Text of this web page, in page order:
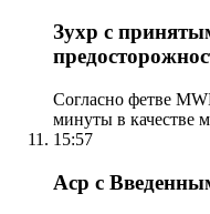
Зухр с
Согласно фетве
минуты в качестве
15:57
Аср с